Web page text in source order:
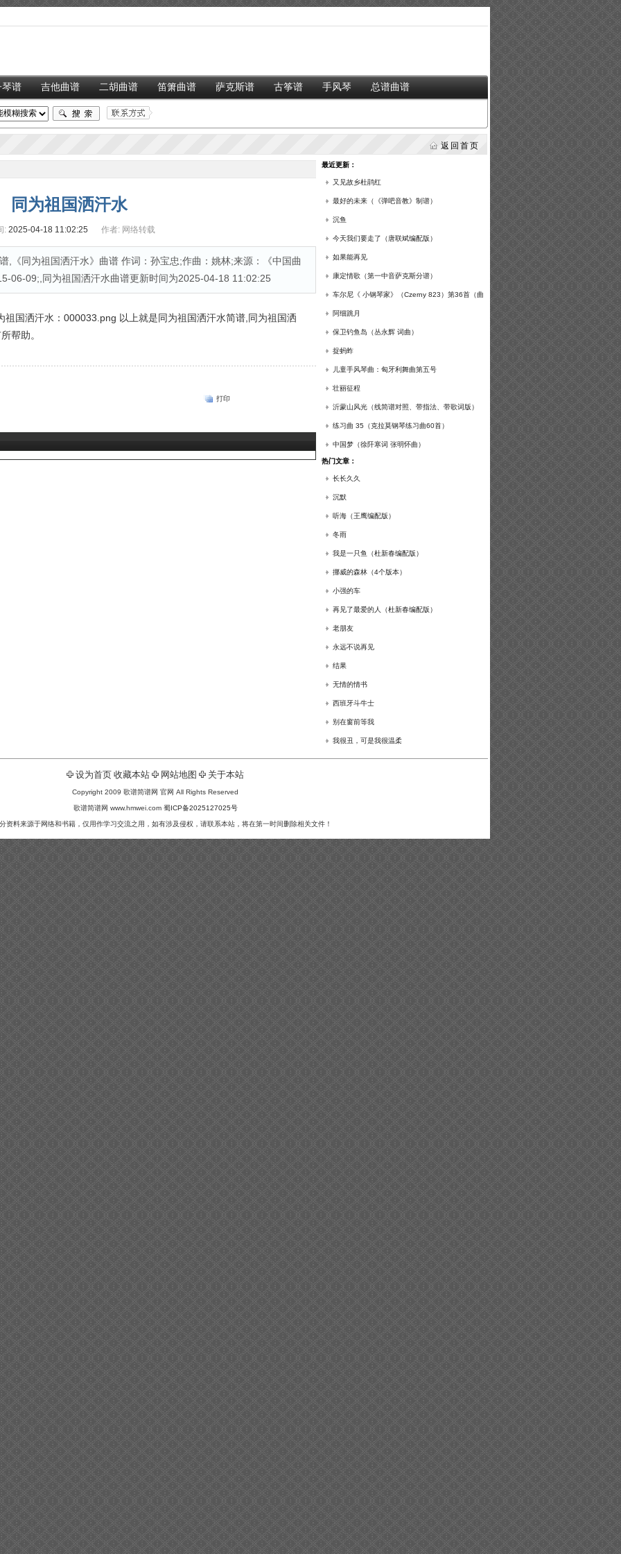
琴谱 吉他曲谱 二胡曲谱 笛箫曲谱 萨克斯谱 古筝谱 手风琴 总谱曲谱
返回首页
同为祖国洒汗水
: 2025-04-18 11:02:25 作者: 网络转载
,《同为祖国洒汗水》曲谱 作词：孙宝忠;作曲：姚林;来源：《中国曲
06-09;,同为祖国洒汗水曲谱更新时间为2025-04-18 11:02:25
以上就是同为祖国洒汗水简谱,同为祖国洒
帮助。
打印
最近更新：
又见故乡杜鹃红
最好的未来（《弹吧音教》制谱）
沉鱼
今天我们要走了（唐联斌编配版）
如果能再见
康定情歌（第一中音萨克斯分谱）
车尔尼《 小钢琴家》（Czerny 823）第36首（曲
谱及练习提示）
阿细跳月
保卫钓鱼岛（丛永辉 词曲）
捉蚂蚱
儿童手风琴曲：匈牙利舞曲第五号
壮丽征程
沂蒙山风光（线简谱对照、带指法、带歌词版）
练习曲 35（克拉莫钢琴练习曲60首）
中国梦（徐阡寒词 张明怀曲）
热门文章：
长长久久
沉默
听海（王鹰编配版）
冬雨
我是一只鱼（杜新春编配版）
挪威的森林（4个版本）
小强的车
再见了最爱的人（杜新春编配版）
老朋友
永远不说再见
结果
无情的情书
西班牙斗牛士
别在窗前等我
我很丑，可是我很温柔
设为首页 收藏本站 网站地图 关于本站
Copyright 2009 歌谱简谱网 官网 All Rights Reserved
歌谱简谱网 www.hmwei.com 蜀ICP备2025127025号
资料来源于网络和书籍，仅用作学习交流之用，如有涉及侵权，请联系本站，将在第一时间删除相关文件！